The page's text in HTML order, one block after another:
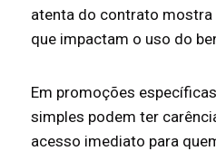
atenta do contrato mostra
que impactam o uso do
Em promoções
simples podem ter
acesso imediato para